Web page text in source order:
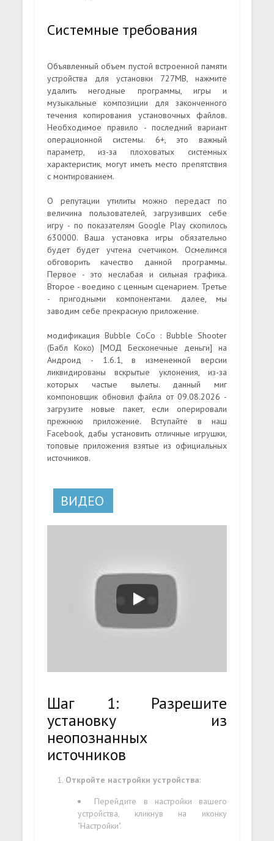
Системные требования
Объявленный объем пустой встроенной памяти
устройства для установки 727MB, нажмите
удалить негодные программы, игры и
музыкальные композиции для законченного
течения копирования установочных файлов.
Необходимое правило - последний вариант
операционной системы. 6+, это важный
параметр, из-за плоховатых системных
характеристик, могут иметь место препятствия
с монтированием.
О репутации утилиты можно передаст по
величина пользователей, загрузивших себе
игру - по показателям Google Play скопилось
630000. Ваша установка игры обязательно
будет будет учтена счетчиком. Осмелимся
обговорить качество данной программы.
Первое - это неслабая и сильная графика.
Второе - воедино с ценным сценарием. Третье
- пригодными компонентами. далее, мы
заводим себе прекрасную приложение.
модификация Bubble CoCo : Bubble Shooter
(Бабл Коко) [МОД Бесконечные деньги] на
Андроид - 1.6.1, в измененной версии
ликвидированы вскрытые уклонения, из-за
которых частые вылеты. данный миг
компоновщик обновил файла от 09.08.2026 -
загрузите новые пакет, если оперировали
прежнюю приложение. Вступайте в наш
Facebook, дабы установить отличные игрушки,
топовые приложения взятые из официальных
источников.
ВИДЕО
Шаг 1: Разрешите
установку из
неопознанных
источников
Откройте настройки устройства:
Перейдите в настройки вашего
устройства, кликнув на иконку
"Настройки".